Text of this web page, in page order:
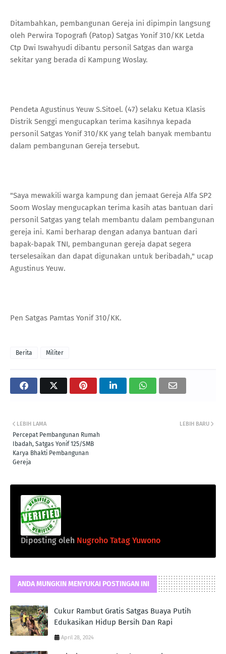
Ditambahkan, pembangunan Gereja ini dipimpin langsung
oleh Perwira Topografi (Patop) Satgas Yonif 310/KK Letda
Ctp Dwi Iswahyudi dibantu personil Satgas dan warga
sekitar yang berada di Kampung Woslay.
Pendeta Agustinus Yeuw S.Sitoel. (47) selaku Ketua Klasis
Distrik Senggi mengucapkan terima kasihnya kepada
personil Satgas Yonif 310/KK yang telah banyak membantu
dalam pembangunan Gereja tersebut.
"Saya mewakili warga kampung dan jemaat Gereja Alfa SP2
Soom Woslay mengucapkan terima kasih atas bantuan dari
personil Satgas yang telah membantu dalam pembangunan
gereja ini. Kami berharap dengan adanya bantuan dari
bapak-bapak TNI, pembangunan gereja dapat segera
terselesaikan dan dapat digunakan untuk beribadah," ucap
Agustinus Yeuw.
Pen Satgas Pamtas Yonif 310/KK.
Berita Militer
LEBIH BARU
LEBIH LAMA
Percepat Pembangunan Rumah
Ibadah, Satgas Yonif 125/SMB
Karya Bhakti Pembangunan
Gereja
Diposting oleh Nugroho Tatag Yuwono
ANDA MUNGKIN MENYUKAI POSTINGAN INI
Cukur Rambut Gratis Satgas Buaya Putih
Edukasikan Hidup Bersih Dan Rapi
April 28, 2024